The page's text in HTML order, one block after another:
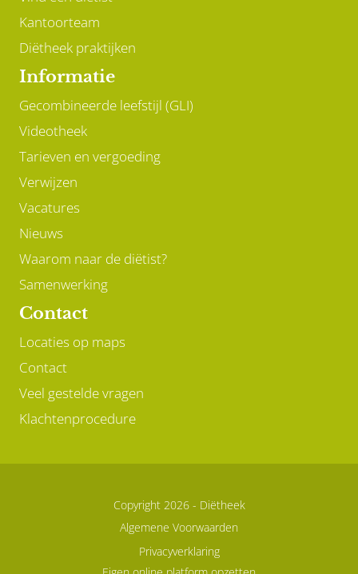
Kantoorteam
Diëtheek praktijken
Informatie
Gecombineerde leefstijl (GLI)
Videotheek
Tarieven en vergoeding
Verwijzen
Vacatures
Nieuws
Waarom naar de diëtist?
Samenwerking
Contact
Locaties op maps
Contact
Veel gestelde vragen
Klachtenprocedure
Copyright 2026 - Diëtheek
Algemene Voorwaarden
Privacyverklaring